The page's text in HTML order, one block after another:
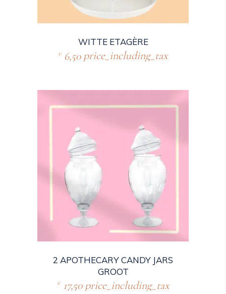
WITTE ETAGÈRE
€6,50 price_including_tax
2 APOTHECARY CANDY JARS
GROOT
€17,50 price_including_tax